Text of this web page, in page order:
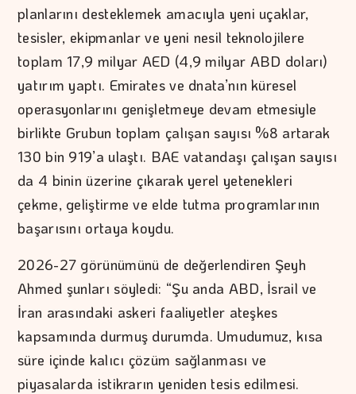
planlarını desteklemek amacıyla yeni uçaklar,
tesisler, ekipmanlar ve yeni nesil teknolojilere
toplam 17,9 milyar AED (4,9 milyar ABD doları)
yatırım yaptı. Emirates ve dnata’nın küresel
operasyonlarını genişletmeye devam etmesiyle
birlikte Grubun toplam çalışan sayısı %8 artarak
130 bin 919’a ulaştı. BAE vatandaşı çalışan sayısı
da 4 binin üzerine çıkarak yerel yetenekleri
çekme, geliştirme ve elde tutma programlarının
başarısını ortaya koydu.
2026-27 görünümünü de değerlendiren Şeyh
Ahmed şunları söyledi: “Şu anda ABD, İsrail ve
İran arasındaki askeri faaliyetler ateşkes
kapsamında durmuş durumda. Umudumuz, kısa
süre içinde kalıcı çözüm sağlanması ve
piyasalarda istikrarın yeniden tesis edilmesi.